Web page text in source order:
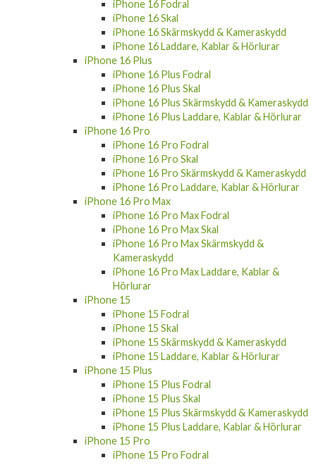
iPhone 16 Fodral
iPhone 16 Skal
iPhone 16 Skärmskydd & Kameraskydd
iPhone 16 Laddare, Kablar & Hörlurar
iPhone 16 Plus
iPhone 16 Plus Fodral
iPhone 16 Plus Skal
iPhone 16 Plus Skärmskydd & Kameraskydd
iPhone 16 Plus Laddare, Kablar & Hörlurar
iPhone 16 Pro
iPhone 16 Pro Fodral
iPhone 16 Pro Skal
iPhone 16 Pro Skärmskydd & Kameraskydd
iPhone 16 Pro Laddare, Kablar & Hörlurar
iPhone 16 Pro Max
iPhone 16 Pro Max Fodral
iPhone 16 Pro Max Skal
iPhone 16 Pro Max Skärmskydd &
Kameraskydd
iPhone 16 Pro Max Laddare, Kablar &
Hörlurar
iPhone 15
iPhone 15 Fodral
iPhone 15 Skal
iPhone 15 Skärmskydd & Kameraskydd
iPhone 15 Laddare, Kablar & Hörlurar
iPhone 15 Plus
iPhone 15 Plus Fodral
iPhone 15 Plus Skal
iPhone 15 Plus Skärmskydd & Kameraskydd
iPhone 15 Plus Laddare, Kablar & Hörlurar
iPhone 15 Pro
iPhone 15 Pro Fodral